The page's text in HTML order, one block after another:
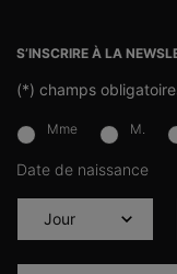
S’INSCRIRE À LA
(*) champs
Mme M.
Date de naissance